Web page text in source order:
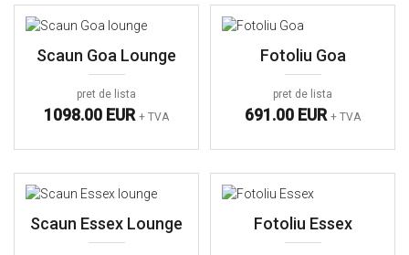
Scaun Goa Lounge
pret de lista
1098.00 EUR + TVA
Fotoliu Goa
pret de lista
691.00 EUR + TVA
Scaun Essex Lounge Fotoliu Essex